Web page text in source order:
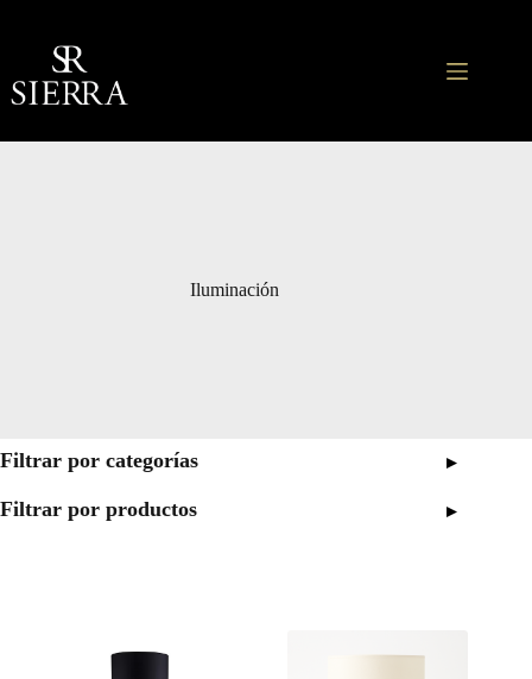
contenido
Iluminación
Filtrar por categorías ▸
Filtrar por productos ▸